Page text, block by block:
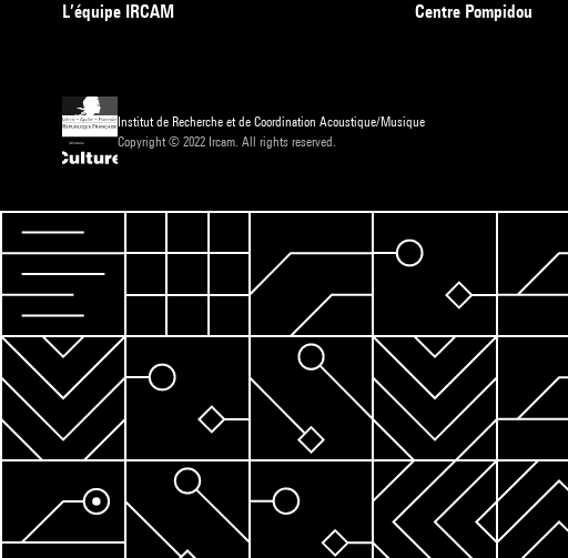
L’équipe IRCAM
Centre Pompidou
Institut de Recherche et de Coordination Acoustique/Musique
Copyright © 2022 Ircam. All rights reserved.